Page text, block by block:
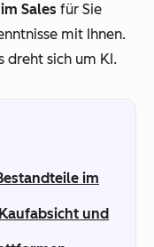
Sales für Sie
mit Ihnen.
dreht sich um KI.
im
und